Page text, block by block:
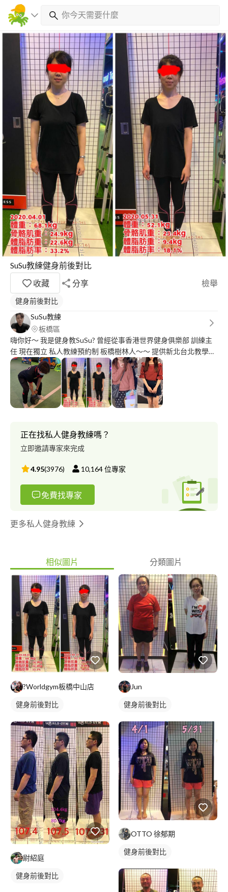
SuSu教練健身前後對比
收藏
分享 檢舉
健身前後對比
SuSu教練
板橋區
嗨你好～ 我是健身教SuSu? 曾經從事香港世界健身俱樂部 訓練主
任 現在獨立 私人教練預約制 板橋樹林人～～ 提供新北台北教學
2022 私人個人健身教練 運動地點 離你家近 讓我帶您從基礎開始運
動 要增肌減脂 改善體態 強化動作 都可以幫助您～
正在找私人健身教練嗎？
立即邀請專家來完成
4.95(3976) 10,164位專家
免費找專家
更多私人健身教練
相似圖片 分類圖片
?Worldgym板橋中山店
健身前後對比
尉紹庭
健身前後對比
Jun
健身前後對比
OTTO 徐郁期
健身前後對比